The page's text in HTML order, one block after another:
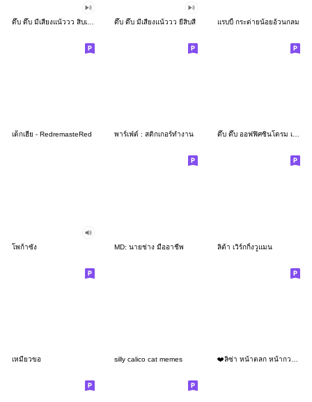
ดึ๊บ ดึ๊บ มีเสียงแน้ววว ยี่สิบสี่ แรบบี้ กระต่ายน้อยอ้วนกลม
เด็กเฮีย - RedremasteRed พาร์เฟ่ต์ : สติกเกอร์ทำงาน ดึ๊บ ดึ๊บ ออฟฟิศซินโดรม เจ็ด
โพก้าซัง MD: นายช่าง มืออาชีพ ลิต้า เวิร์กกิ้งวูแมน
เหมียวขอ silly calico cat memes